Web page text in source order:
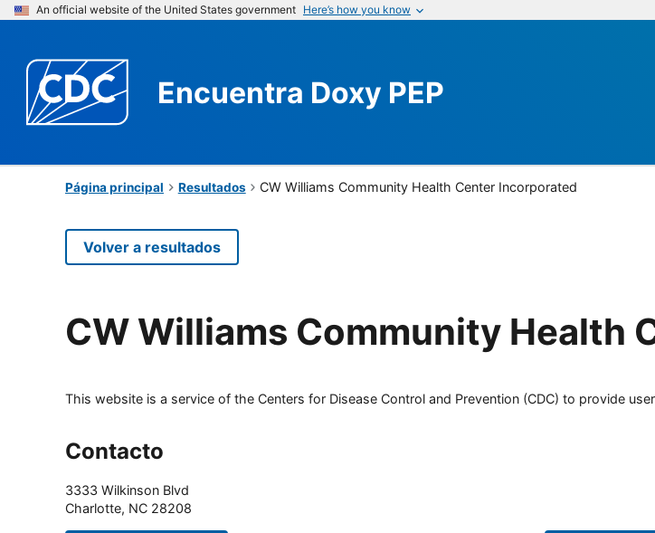
An official website of the United States government Here’s how you know
Encuentra Doxy PEP
Página principal Resultados CW Williams Community Health Center Incorporated
Volver a resultados
CW Williams Community Health
This website is a service of the Centers for Disease Control and Prevention (CDC) to provide
Contacto
3333 Wilkinson Blvd
Charlotte, NC 28208